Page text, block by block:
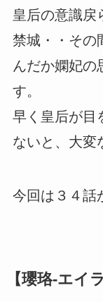
皇后の意識戻
禁城・・その
んだか嫻妃の
す。
早く皇后が目
ないと、大変
今回は３４話
【瓔珞-エイ